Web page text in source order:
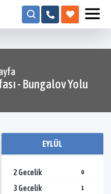
- Bungalov Yolu
EYLÜL
2 Gecelik 0
3 Gecelik 1